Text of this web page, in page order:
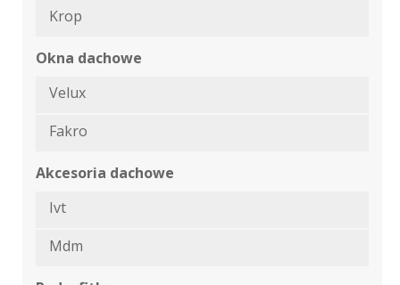
Krop
Okna dachowe
Velux
Fakro
Akcesoria dachowe
Ivt
Mdm